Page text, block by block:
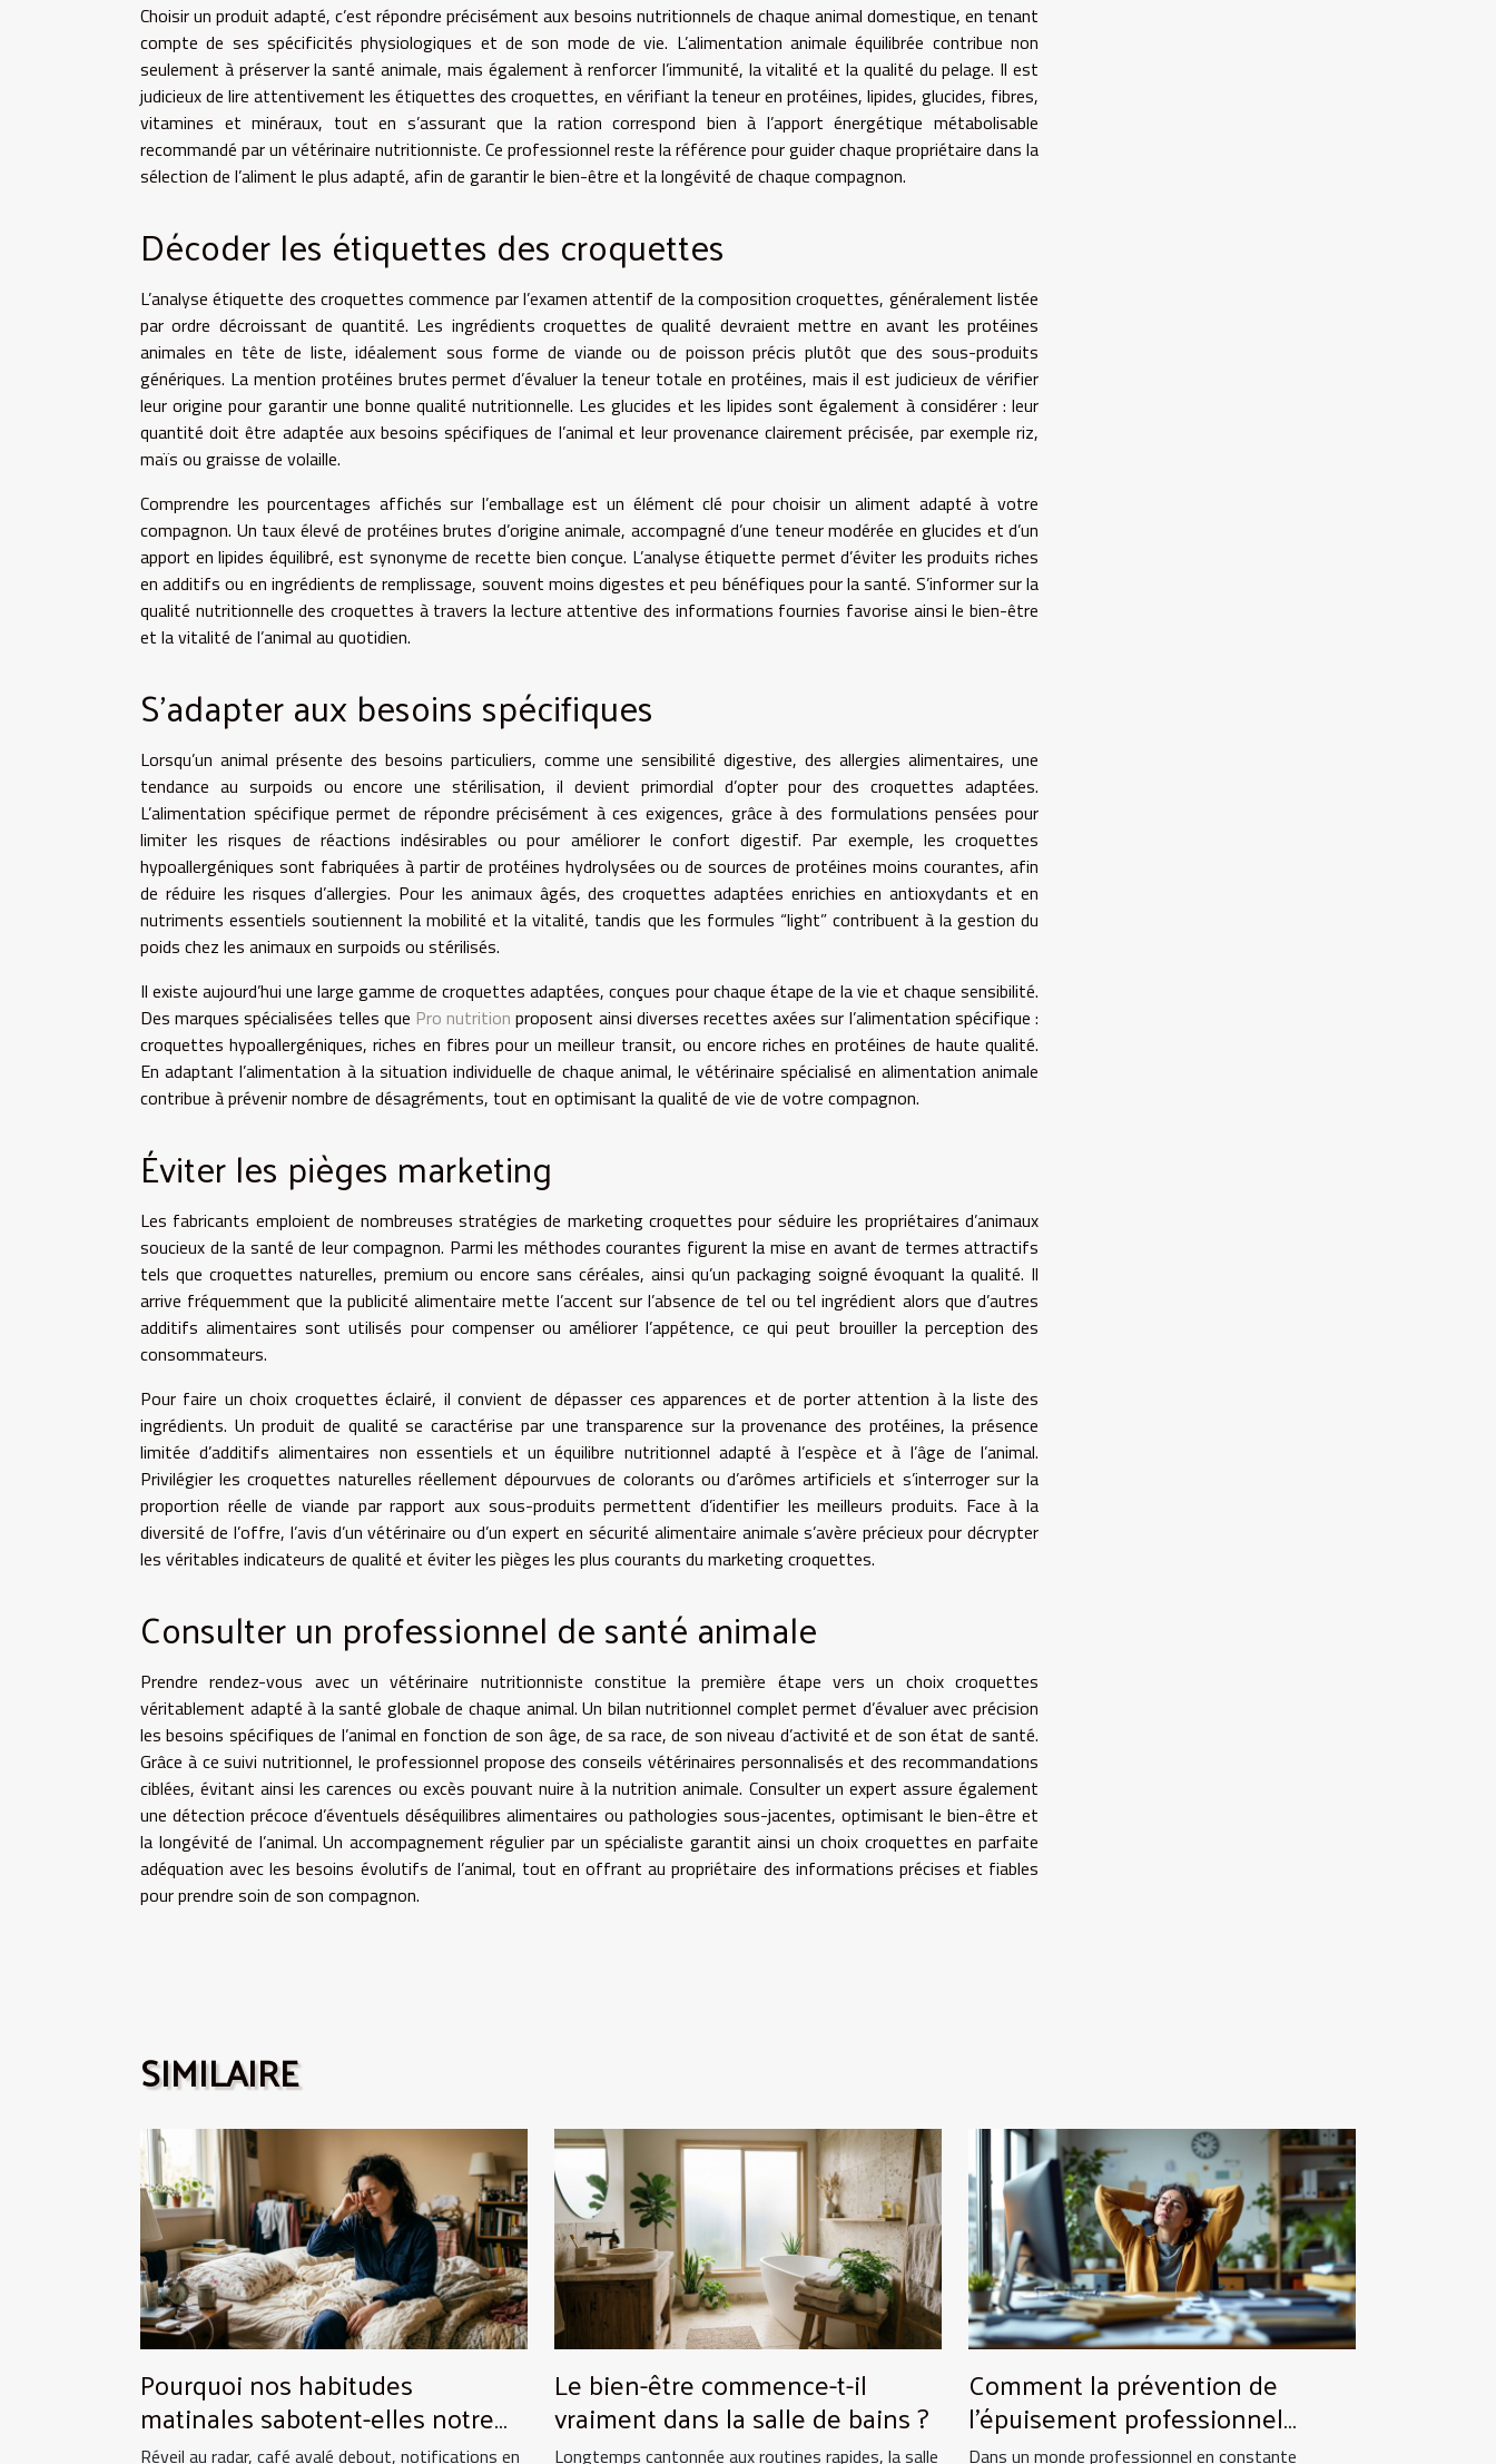
Choisir un produit adapté, c’est répondre précisément aux besoins nutritionnels de chaque animal domestique, en tenant
compte de ses spécificités physiologiques et de son mode de vie. L’alimentation animale équilibrée contribue non
seulement à préserver la santé animale, mais également à renforcer l’immunité, la vitalité et la qualité du pelage. Il est
judicieux de lire attentivement les étiquettes des croquettes, en vérifiant la teneur en protéines, lipides, glucides, fibres,
vitamines et minéraux, tout en s’assurant que la ration correspond bien à l’apport énergétique métabolisable
recommandé par un vétérinaire nutritionniste. Ce professionnel reste la référence pour guider chaque propriétaire dans la
sélection de l’aliment le plus adapté, afin de garantir le bien-être et la longévité de chaque compagnon.
Décoder les étiquettes des croquettes
L’analyse étiquette des croquettes commence par l’examen attentif de la composition croquettes, généralement listée
par ordre décroissant de quantité. Les ingrédients croquettes de qualité devraient mettre en avant les protéines
animales en tête de liste, idéalement sous forme de viande ou de poisson précis plutôt que des sous-produits
génériques. La mention protéines brutes permet d’évaluer la teneur totale en protéines, mais il est judicieux de vérifier
leur origine pour garantir une bonne qualité nutritionnelle. Les glucides et les lipides sont également à considérer : leur
quantité doit être adaptée aux besoins spécifiques de l’animal et leur provenance clairement précisée, par exemple riz,
maïs ou graisse de volaille.
Comprendre les pourcentages affichés sur l’emballage est un élément clé pour choisir un aliment adapté à votre
compagnon. Un taux élevé de protéines brutes d’origine animale, accompagné d’une teneur modérée en glucides et d’un
apport en lipides équilibré, est synonyme de recette bien conçue. L’analyse étiquette permet d’éviter les produits riches
en additifs ou en ingrédients de remplissage, souvent moins digestes et peu bénéfiques pour la santé. S’informer sur la
qualité nutritionnelle des croquettes à travers la lecture attentive des informations fournies favorise ainsi le bien-être
et la vitalité de l’animal au quotidien.
S’adapter aux besoins spécifiques
Lorsqu’un animal présente des besoins particuliers, comme une sensibilité digestive, des allergies alimentaires, une
tendance au surpoids ou encore une stérilisation, il devient primordial d’opter pour des croquettes adaptées.
L’alimentation spécifique permet de répondre précisément à ces exigences, grâce à des formulations pensées pour
limiter les risques de réactions indésirables ou pour améliorer le confort digestif. Par exemple, les croquettes
hypoallergéniques sont fabriquées à partir de protéines hydrolysées ou de sources de protéines moins courantes, afin
de réduire les risques d’allergies. Pour les animaux âgés, des croquettes adaptées enrichies en antioxydants et en
nutriments essentiels soutiennent la mobilité et la vitalité, tandis que les formules “light” contribuent à la gestion du
poids chez les animaux en surpoids ou stérilisés.
Il existe aujourd’hui une large gamme de croquettes adaptées, conçues pour chaque étape de la vie et chaque sensibilité.
Des marques spécialisées telles que Pro nutrition proposent ainsi diverses recettes axées sur l’alimentation spécifique :
croquettes hypoallergéniques, riches en fibres pour un meilleur transit, ou encore riches en protéines de haute qualité.
En adaptant l’alimentation à la situation individuelle de chaque animal, le vétérinaire spécialisé en alimentation animale
contribue à prévenir nombre de désagréments, tout en optimisant la qualité de vie de votre compagnon.
Éviter les pièges marketing
Les fabricants emploient de nombreuses stratégies de marketing croquettes pour séduire les propriétaires d’animaux
soucieux de la santé de leur compagnon. Parmi les méthodes courantes figurent la mise en avant de termes attractifs
tels que croquettes naturelles, premium ou encore sans céréales, ainsi qu’un packaging soigné évoquant la qualité. Il
arrive fréquemment que la publicité alimentaire mette l’accent sur l’absence de tel ou tel ingrédient alors que d’autres
additifs alimentaires sont utilisés pour compenser ou améliorer l’appétence, ce qui peut brouiller la perception des
consommateurs.
Pour faire un choix croquettes éclairé, il convient de dépasser ces apparences et de porter attention à la liste des
ingrédients. Un produit de qualité se caractérise par une transparence sur la provenance des protéines, la présence
limitée d’additifs alimentaires non essentiels et un équilibre nutritionnel adapté à l’espèce et à l’âge de l’animal.
Privilégier les croquettes naturelles réellement dépourvues de colorants ou d’arômes artificiels et s’interroger sur la
proportion réelle de viande par rapport aux sous-produits permettent d’identifier les meilleurs produits. Face à la
diversité de l’offre, l’avis d’un vétérinaire ou d’un expert en sécurité alimentaire animale s’avère précieux pour décrypter
les véritables indicateurs de qualité et éviter les pièges les plus courants du marketing croquettes.
Consulter un professionnel de santé animale
Prendre rendez-vous avec un vétérinaire nutritionniste constitue la première étape vers un choix croquettes
véritablement adapté à la santé globale de chaque animal. Un bilan nutritionnel complet permet d’évaluer avec précision
les besoins spécifiques de l’animal en fonction de son âge, de sa race, de son niveau d’activité et de son état de santé.
Grâce à ce suivi nutritionnel, le professionnel propose des conseils vétérinaires personnalisés et des recommandations
ciblées, évitant ainsi les carences ou excès pouvant nuire à la nutrition animale. Consulter un expert assure également
une détection précoce d’éventuels déséquilibres alimentaires ou pathologies sous-jacentes, optimisant le bien-être et
la longévité de l’animal. Un accompagnement régulier par un spécialiste garantit ainsi un choix croquettes en parfaite
adéquation avec les besoins évolutifs de l’animal, tout en offrant au propriétaire des informations précises et fiables
pour prendre soin de son compagnon.
SIMILAIRE
Pourquoi nos habitudes
matinales sabotent-elles notre
énergie ?
Réveil au radar, café avalé debout, notifications en
Le bien-être commence-t-il
vraiment dans la salle de bains ?
Longtemps cantonnée aux routines rapides, la salle
Comment la prévention de
l'épuisement professionnel
renforce la productivité ?
Dans un monde professionnel en constante